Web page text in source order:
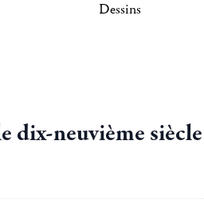
Dessins
dix-neuvième siècle